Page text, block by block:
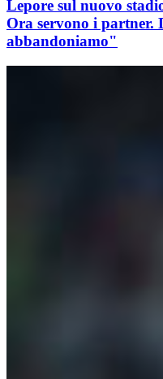
Lepore sul nuovo
Ora servono i partner.
abbandoniamo"